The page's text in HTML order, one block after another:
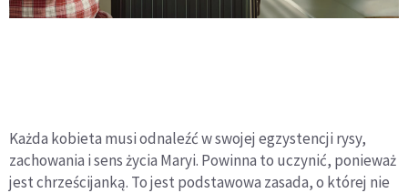
Każda kobieta musi odnaleźć w swojej egzystencji rysy,
zachowania i sens życia Maryi. Powinna to uczynić, ponieważ
jest chrześcijanką. To jest podstawowa zasada, o której nie